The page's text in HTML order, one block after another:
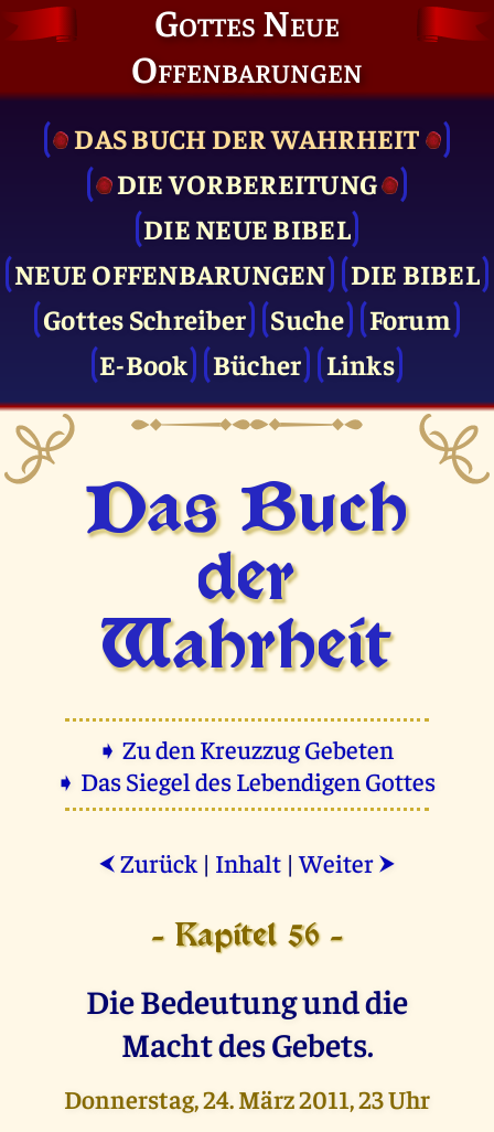
Gottes Neue
Offenbarungen
DAS BUCH DER WAHRHEIT
DIE VOR­BEREITUNG
DIE NEUE BIBEL
NEUE OFFENBARUNGEN
DIE BIBEL
Gottes Schreiber
Suche
Forum
E-Book
Bücher Links
Das Buch
der
Wahrheit
➧ Zu den Kreuzzug Gebeten
➧ Das Siegel des Lebendigen Gottes
⮜ Zurück | Inhalt |Weiter ⮞
- Kapitel 56 -
Die Bedeutung und die
Macht des Gebets.
Donnerstag, 24. März 2011, 23 Uhr